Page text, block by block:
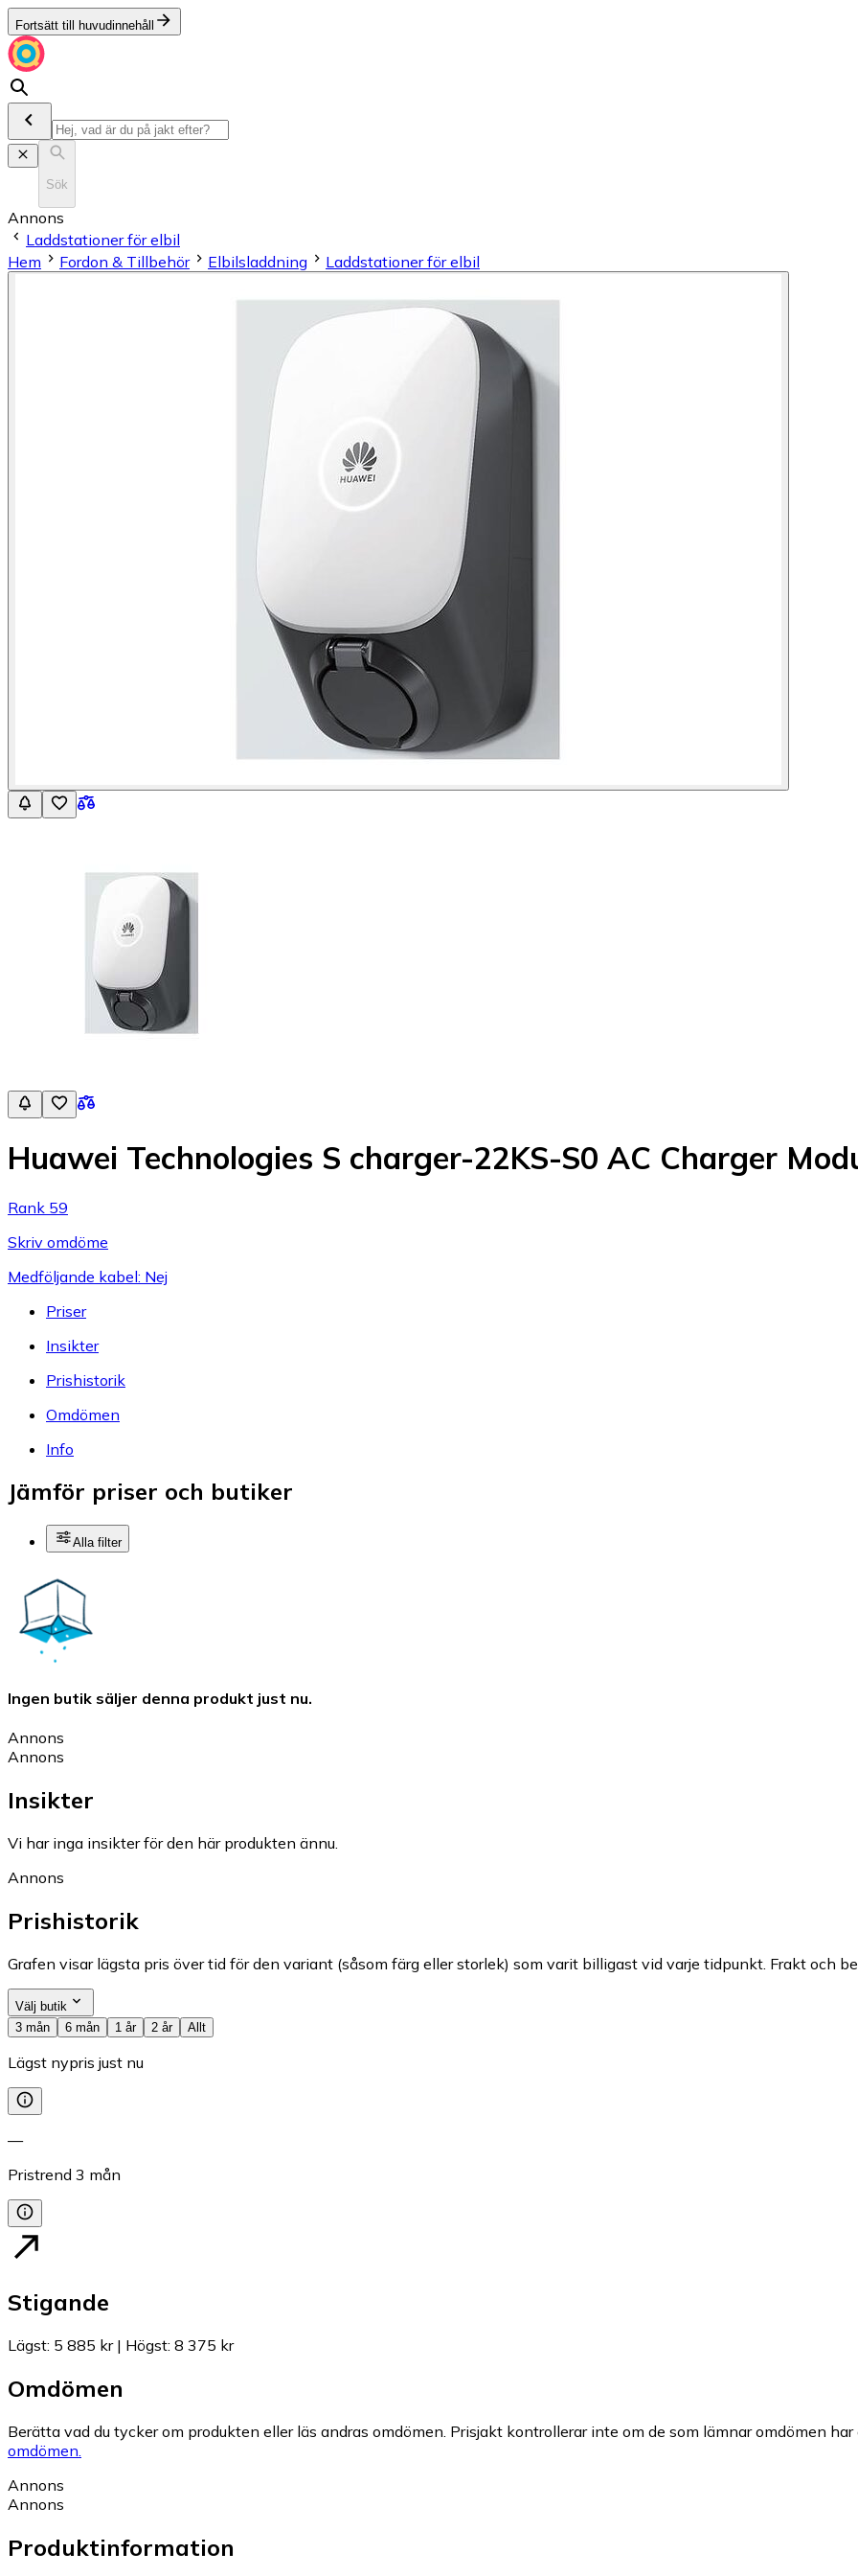
Fortsätt till huvudinnehåll
Sök
Annons
Laddstationer för elbil
Hem
Fordon & Tillbehör Elbilsladdning Laddstationer för elbil
Huawei Technologies S charger-22KS-S0 AC Charger
Rank 59
Skriv omdöme
Medföljande kabel: Nej
Priser
Insikter
Prishistorik
Omdömen
Info
Jämför priser och butiker
Alla filter
Ingen butik säljer denna produkt just nu.
Annons
Annons
Insikter
Vi har inga insikter för den här produkten ännu.
Annons
Prishistorik
Grafen visar lägsta pris över tid för den variant (såsom färg eller storlek) som varit billigast vid varje tidpunkt. Frakt och
Välj butik
3 mån
6 mån 1 år 2 år Allt
Lägst nypris just nu
—
Pristrend 3 mån
Stigande
Lägst: 5 885 kr| Högst: 8 375 kr
Omdömen
Berätta vad du tycker om produkten eller läs andras omdömen. Prisjakt kontrollerar inte om de som lämnar omdömen
omdömen.
Annons
Annons
Produktinformation